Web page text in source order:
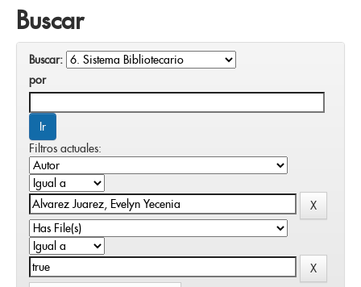
Buscar
Buscar:
por
Filtros actuales: